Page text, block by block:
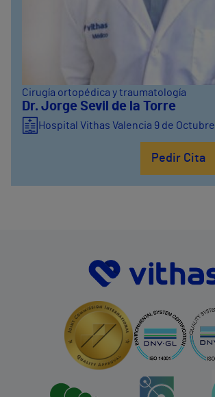
Cirugía ortopédica y traumatología
Dr. Jorge Sevil de la Torre
Hospital Vithas Valencia 9 de Octubre
Pedir Cita